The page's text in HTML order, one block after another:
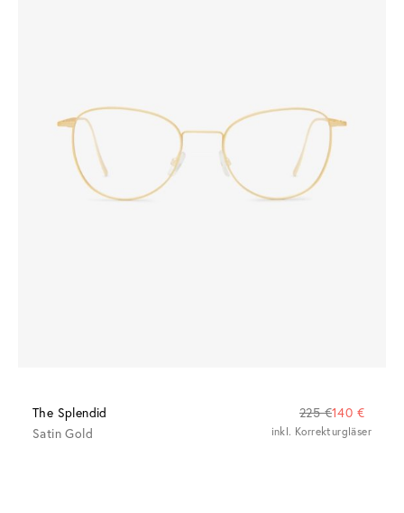
The Splendid 225 €140 €
Satin Gold
inkl. Korrekturgläser